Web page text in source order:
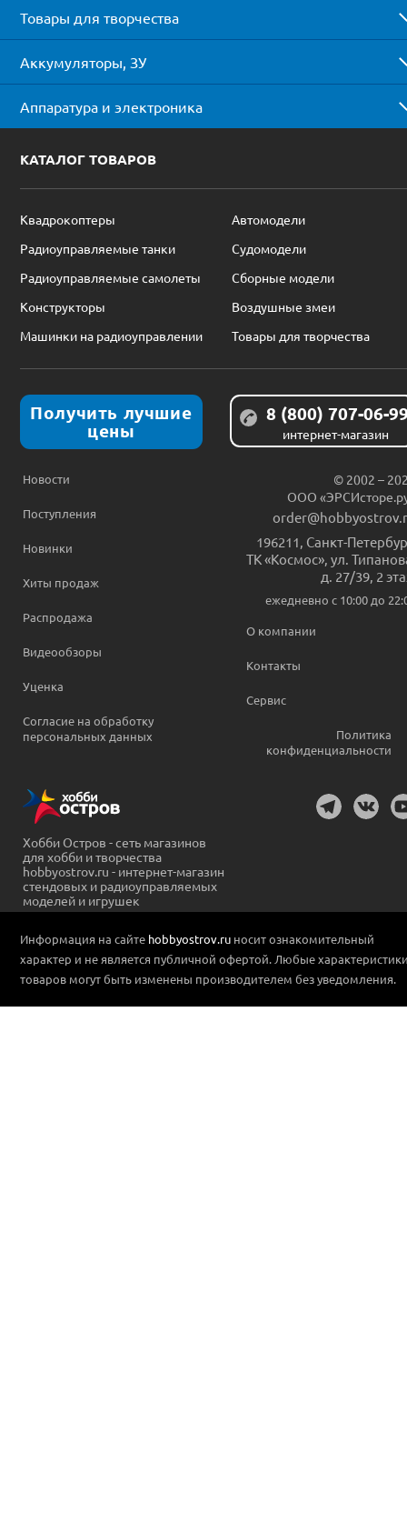
Товары для творчества
Аккумуляторы, ЗУ
Аппаратура и электроника
КАТАЛОГ ТОВАРОВ
Квадрокоптеры
Автомодели
Радиоуправляемые танки
Судомодели
Радиоуправляемые самолеты
Сборные модели
Конструкторы
Воздушные змеи
Машинки на радиоуправлении
Товары для творчества
Получить лучшие
цены
8 (800) 707-06-
интернет-магазин
Новости
Поступления
Новинки
Хиты продаж
Распродажа
Видеообзоры
Уценка
Согласие на обработку
персональных данных
© 2002 –
ООО
196211, Санкт-
ТК «Космос», ул.
д. 27/39, 2
ежедневно c 10:00 до
О компании
Контакты
Сервис
Политика
конфиденциальности
Хобби Остров - сеть магазинов
для хобби и творчества
hobbyostrov.ru - интернет-магазин
стендовых и радиоуправляемых
моделей и игрушек
Информация на сайте hobbyostrov.ru носит ознакомительный
характер и не является публичной офертой. Любые
товаров могут быть изменены производителем без уведомления.